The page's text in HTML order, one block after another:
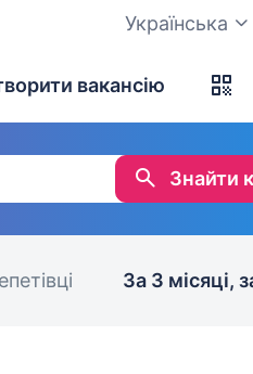
Українська
вакансію
Знайти
За